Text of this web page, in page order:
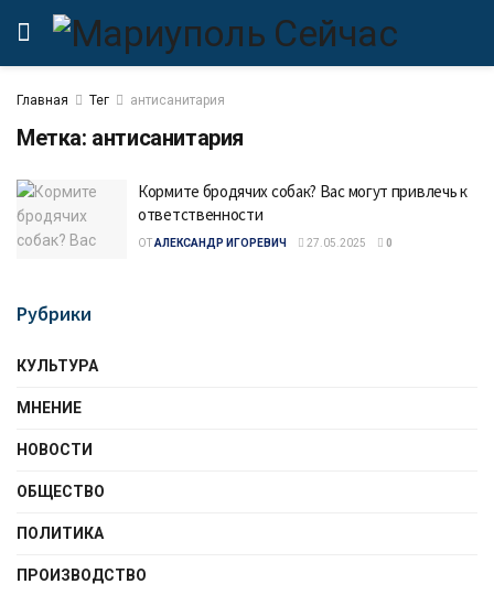
Главная Тег антисанитария
Метка: антисанитария
Кормите бродячих собак? Вас могут привлечь к
ответственности
ОТАЛЕКСАНДР ИГОРЕВИЧ 27.05.2025 0
Рубрики
КУЛЬТУРА
МНЕНИЕ
НОВОСТИ
ОБЩЕСТВО
ПОЛИТИКА
ПРОИЗВОДСТВО